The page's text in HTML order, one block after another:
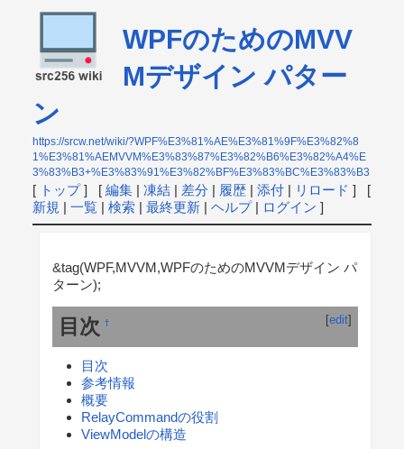
WPFのためのMVV
Mデザイン パター
ン
https://srcw.net/wiki/?WPF%E3%81%AE%E3%81%9F%E3%82%8
1%E3%81%AEMVVM%E3%83%87%E3%82%B6%E3%82%A4%E
3%83%B3+%E3%83%91%E3%82%BF%E3%83%BC%E3%83%B3
[ トップ] [ 編集| 凍結| 差分 | 履歴| 添付| リロード ] [
新規 | 一覧| 検索| 最終更新| ヘルプ| ログイン ]
&tag(WPF,MVVM,WPFのためのMVVMデザイン パ
ターン);
目次 † [edit]
目次
参考情報
概要
RelayCommandの役割
ViewModelの構造